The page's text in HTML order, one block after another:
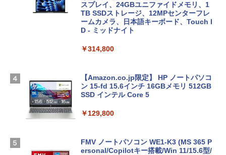
スプレイ、24GBユニファイドメモリ、1
TB SSDストレージ、12MPセンターフレ
ームカメラ、日本語キーボード、Touch I
D - ミッドナイト
￥314,800
【Amazon.co.jp限定】 HP ノートパソコ
ン 15-fd 15.6インチ 16GBメモリ 512GB
SSD インテル Core 5
￥129,800
FMV ノートパソコン WE1-K3 (MS 365 P
ersonal/Copilotキー搭載/Win 11/15.6型/